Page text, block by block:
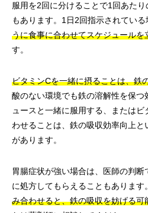
服用を2回に分けることで1回あた
もあります。1日2回指示されている
うに食事に合わせてスケジュールを
す。
ビタミンCを一緒に摂ることは、鉄
酸のない環境でも鉄の溶解性を保
ュースと一緒に服用する、または
わせることは、鉄の吸収効率向上と
があります。
胃腸症状が強い場合は、医師の判
に処方してもらえることもあります。
み合わせると、鉄の吸収を妨げる